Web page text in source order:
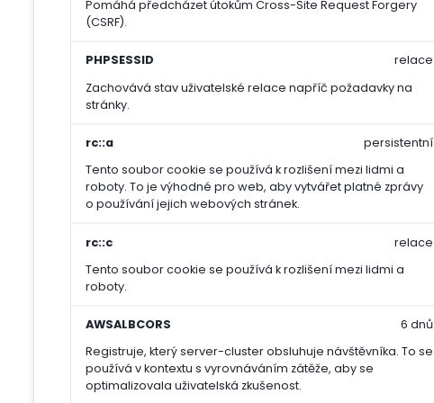
Pomáhá předcházet útokům Cross-Site Request Forgery
(CSRF).
PHPSESSID
Zachovává stav uživatelské relace napříč požadavky na
stránky.
relace
rc::a
Tento soubor cookie se používá k rozlišení mezi lidmi a
roboty. To je výhodné pro web, aby vytvářet platné zprávy
o používání jejich webových stránek.
persistentní
rc::c
Tento soubor cookie se používá k rozlišení mezi lidmi a
roboty.
relace
AWSALBCORS
Registruje, který server-cluster obsluhuje návštěvníka. To se
používá v kontextu s vyrovnáváním zátěže, aby se
optimalizovala uživatelská zkušenost.
6 dnů